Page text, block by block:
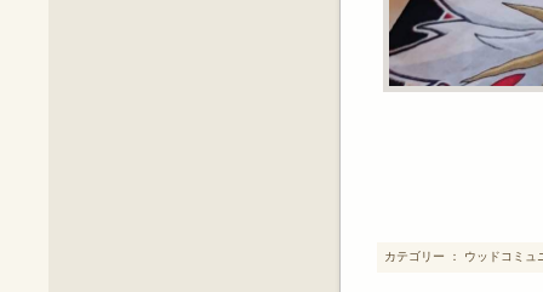
カテゴリー ： ウッドコミュ